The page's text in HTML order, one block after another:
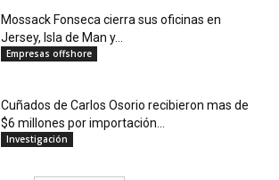
Mossack Fonseca cierra sus oficinas en
Jersey, Isla de Man y...
Empresas offshore
Cuñados de Carlos Osorio recibieron mas de
$6 millones por importación...
Investigación